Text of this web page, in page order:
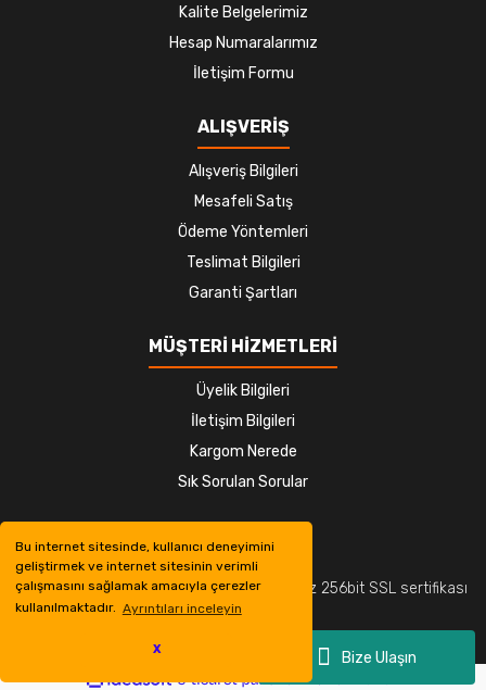
Bu internet sitesinde, kullanıcı deneyimini
geliştirmek ve internet sitesinin verimli
çalışmasını sağlamak amacıyla çerezler
kullanılmaktadır. Ayrıntıları inceleyin
X Bize Ulaşın
Kalite Belgelerimiz
Hesap Numaralarımız
İletişim Formu
ALIŞVERİŞ
Alışveriş Bilgileri
Mesafeli Satış
Ödeme Yöntemleri
Teslimat Bilgileri
Garanti Şartları
MÜŞTERİ HİZMETLERİ
Üyelik Bilgileri
İletişim Bilgileri
Kargom Nerede
Sık Sorulan Sorular
© Tüm hakları saklıdır. Kredi kartı bilgileriniz 256bit SSL sertifikası
ile korunmaktadır.
ideasoft e-